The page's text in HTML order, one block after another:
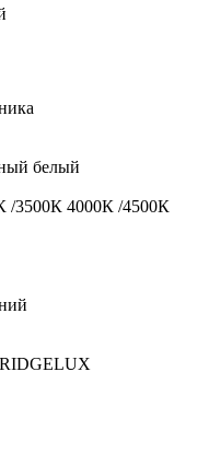
белый
/3500К 4000К /4500К